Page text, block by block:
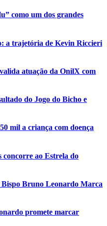
como um dos grandes
a trajetória de Kevin Riccieri
atuação da OnilX com
do Jogo do Bicho e
mil a criança com doença
ao Estrela do
Bruno Leonardo Marca
promete marcar